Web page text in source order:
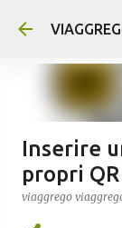
Inserire
propri
viaggrego